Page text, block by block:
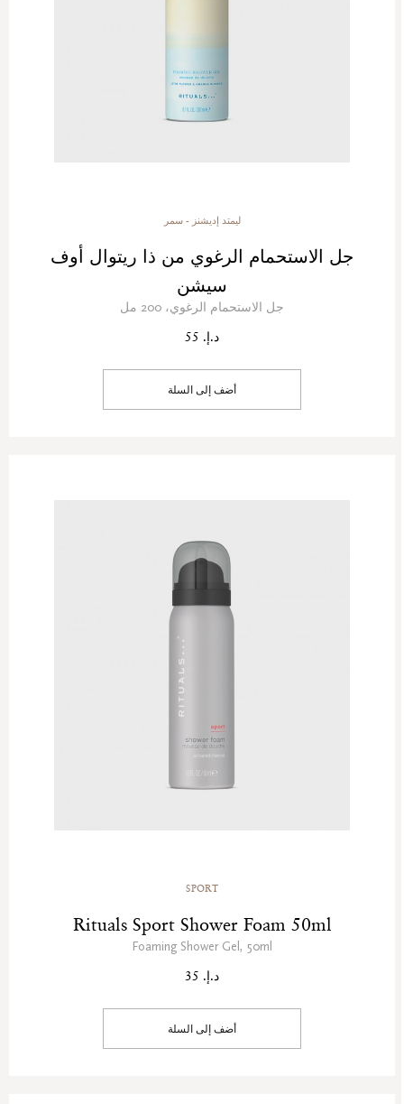
ليمتد إديشنز - سمر
جل الاستحمام الرغوي من ذا ريتوال أوف
سيشن
جل الاستحمام الرغوي، 200 مل
د.إ. 55
أضف إلى السلة
SPORT
Rituals Sport Shower Foam 50ml
Foaming Shower Gel, 50ml
د.إ. 35
أضف إلى السلة